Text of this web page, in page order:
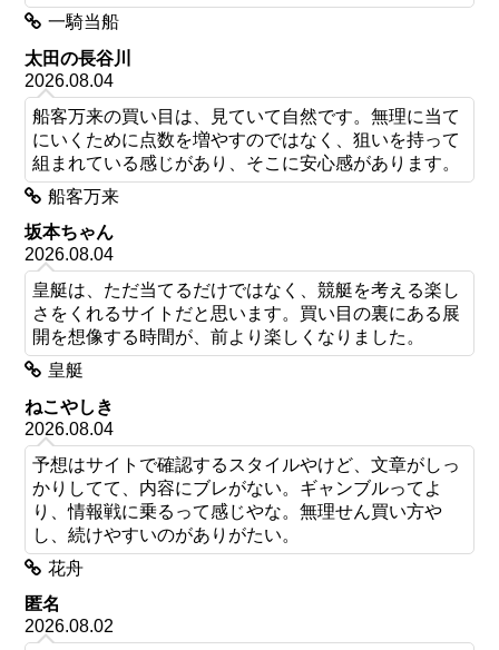
一騎当船
太田の長谷川
2026.08.04
船客万来の買い目は、見ていて自然です。無理に当て
にいくために点数を増やすのではなく、狙いを持って
組まれている感じがあり、そこに安心感があります。
船客万来
坂本ちゃん
2026.08.04
皇艇は、ただ当てるだけではなく、競艇を考える楽し
さをくれるサイトだと思います。買い目の裏にある展
開を想像する時間が、前より楽しくなりました。
皇艇
ねこやしき
2026.08.04
予想はサイトで確認するスタイルやけど、文章がしっ
かりしてて、内容にブレがない。ギャンブルってよ
り、情報戦に乗るって感じやな。無理せん買い方や
し、続けやすいのがありがたい。
花舟
匿名
2026.08.02